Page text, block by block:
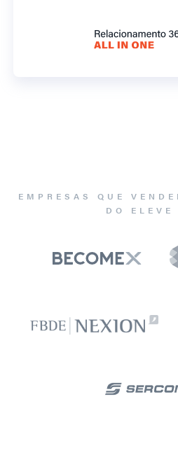
EMPRESAS QUE
DO ELEVE